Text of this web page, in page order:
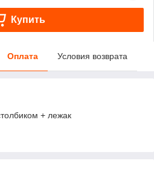
Купить
Оплата Условия возврата
+ лежак